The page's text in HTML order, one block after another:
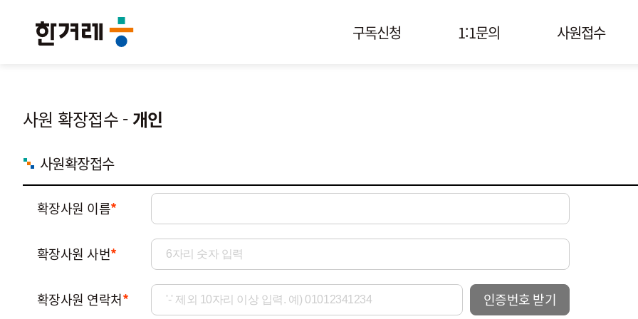
구독신청 1:1문의 사원접수
사원 확장접수 -개인
사원확장접수
확장사원 이름*
확장사원 사번*
확장사원 연락처* 인증번호 받기